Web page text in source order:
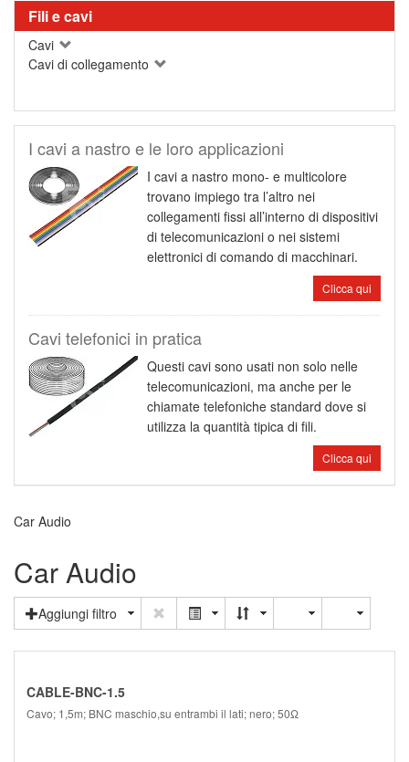
Fili e cavi
Cavi
Cavi di collegamento
I cavi a nastro e le loro applicazioni
I cavi a nastro mono- e multicolore
trovano impiego tra l’altro nei
collegamenti fissi all’interno di dispositivi
di telecomunicazioni o nei sistemi
elettronici di comando di macchinari.
Clicca qui
Cavi telefonici in pratica
Questi cavi sono usati non solo nelle
telecomunicazioni, ma anche per le
chiamate telefoniche standard dove si
utilizza la quantità tipica di fili.
Clicca qui
Car Audio
Car Audio
Aggiungi filtro
CABLE-BNC-1.5
Cavo; 1,5m; BNC maschio,su entrambi il lati; nero; 50Ω